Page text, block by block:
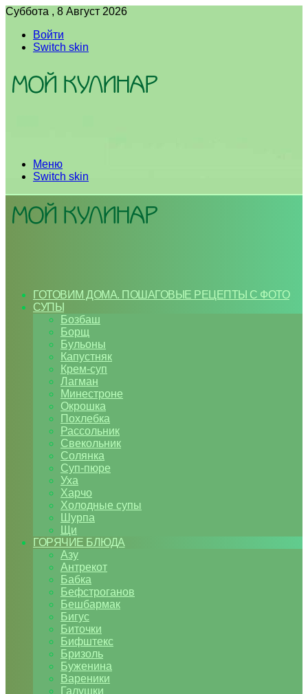
Суббота , 8 Август 2026
Войти
Switch skin
Меню
Switch skin
ГОТОВИМ ДОМА. ПОШАГОВЫЕ РЕЦЕПТЫ С ФОТО
СУПЫ
Бозбаш
Борщ
Бульоны
Капустняк
Крем-суп
Лагман
Минестроне
Окрошка
Похлебка
Рассольник
Свекольник
Солянка
Суп-пюре
Уха
Харчо
Холодные супы
Шурпа
Щи
ГОРЯЧИЕ БЛЮДА
Азу
Антрекот
Бабка
Бефстроганов
Бешбармак
Бигус
Биточки
Бифштекс
Бризоль
Буженина
Вареники
Галушки